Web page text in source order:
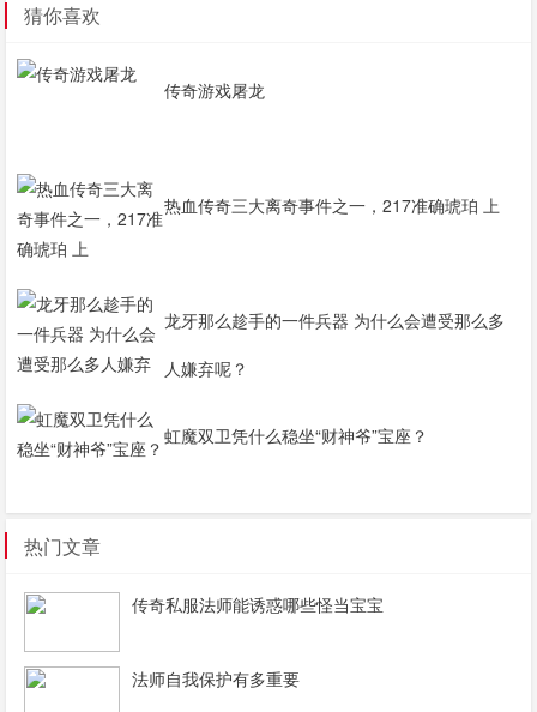
猜你喜欢
传奇游戏屠龙
热血传奇三大离奇事件之一，217准确琥珀 上
龙牙那么趁手的一件兵器 为什么会遭受那么多
人嫌弃呢？
虹魔双卫凭什么稳坐“财神爷”宝座？
热门文章
传奇私服法师能诱惑哪些怪当宝宝
法师自我保护有多重要